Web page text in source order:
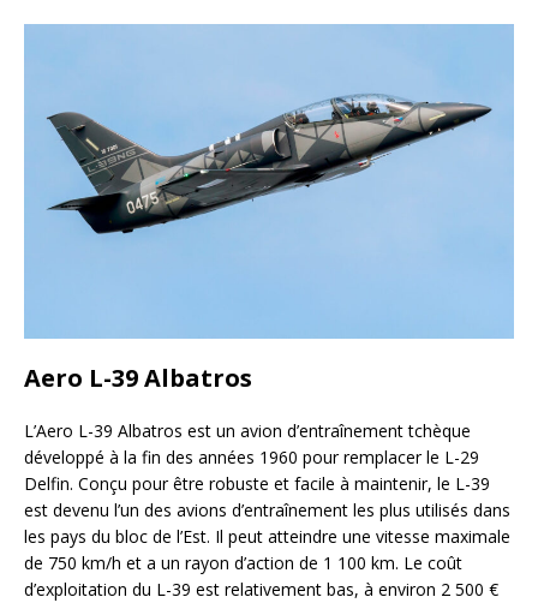
Aero L-39 Albatros
L’Aero L-39 Albatros est un avion d’entraînement tchèque
développé à la fin des années 1960 pour remplacer le L-29
Delfin. Conçu pour être robuste et facile à maintenir, le L-39
est devenu l’un des avions d’entraînement les plus utilisés dans
les pays du bloc de l’Est. Il peut atteindre une vitesse maximale
de 750 km/h et a un rayon d’action de 1 100 km. Le coût
d’exploitation du L-39 est relativement bas, à environ 2 500 €